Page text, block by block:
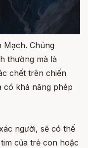
Mạch. Chúng
thường mà là
chết trên chiến
có khả năng phép
người, sẽ có thế
của trẻ con hoặc